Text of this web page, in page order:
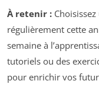
À retenir :
régulièrement cette
semaine à
tutoriels ou des
pour enrichir vos